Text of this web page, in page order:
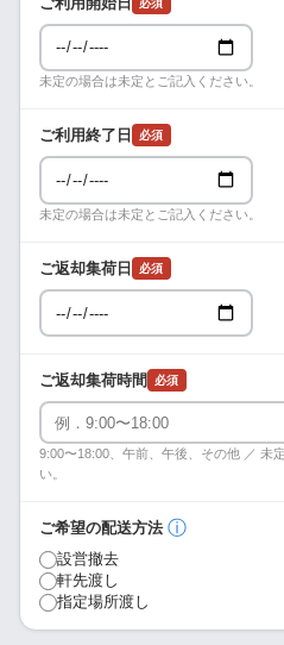
未定の場合は未定とご記入ください。
ご利用終了日 必須
未定の場合は未定とご記入ください。
ご返却集荷日 必須
ご返却集荷時間 必須
9:00〜18:00、午前、午後、その他 ／ 未
い。
ご希望の配送方法 ⓘ
設営撤去
軒先渡し
指定場所渡し